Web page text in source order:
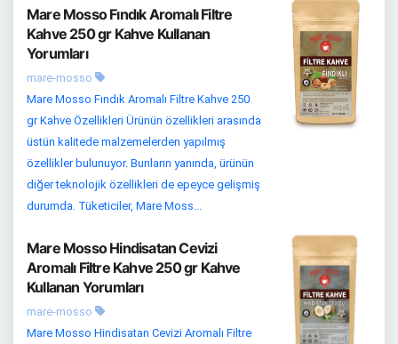
Mare Mosso Fındık Aromalı Filtre
Kahve 250 gr Kahve Kullanan
Yorumları
mare-mosso
Mare Mosso Fındık Aromalı Filtre Kahve 250
gr Kahve Özellikleri Ürünün özellikleri arasında
üstün kalitede malzemelerden yapılmış
özellikler bulunuyor. Bunların yanında, ürünün
diğer teknolojik özellikleri de epeyce gelişmiş
durumda. Tüketiciler, Mare Moss...
Mare Mosso Hindisatan Cevizi
Aromalı Filtre Kahve 250 gr Kahve
Kullanan Yorumları
mare-mosso
Mare Mosso Hindisatan Cevizi Aromalı Filtre